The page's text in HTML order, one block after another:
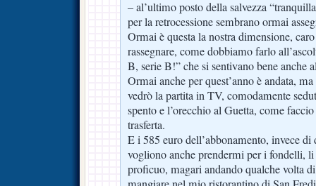
– al’ultimo posto della salvezza
per la retrocessione sembrano ormai
Ormai è questa la nostra dimensione,
rassegnare, come dobbiamo farlo
B, serie B!” che si sentivano bene anche
Ormai anche per quest’anno è andata,
vedrò la partita in TV, comodamente
spento e l’orecchio al Guetta, come
trasferta.
E i 585 euro dell’abbonamento, invece
vogliono anche prendermi per i fondelli,
proficuo, magari andando qualche volta